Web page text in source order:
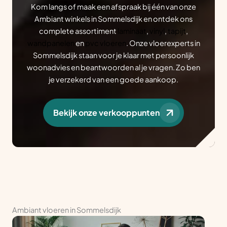
Kom langs of maak een afspraak bij één van onze
Ambiant winkels in Sommelsdijk en ontdek ons
complete assortiment
, , tapijt,
en
. Onze vloerexperts in
Sommelsdijk staan voor je klaar met persoonlijk
woonadvies en beantwoorden al je vragen. Zo ben
je verzekerd van een goede aankoop.
Bekijk onze verkooppunten
Ambiant vloeren in Sommelsdijk